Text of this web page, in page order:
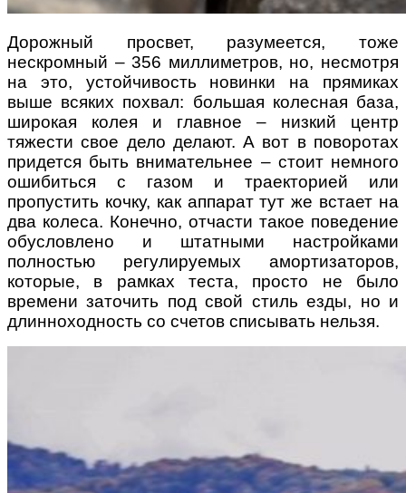
Дорожный просвет, разумеется, тоже
нескромный – 356 миллиметров, но, несмотря
на это, устойчивость новинки на прямиках
выше всяких похвал: большая колесная база,
широкая колея и главное – низкий центр
тяжести свое дело делают. А вот в поворотах
придется быть внимательнее – стоит немного
ошибиться с газом и траекторией или
пропустить кочку, как аппарат тут же встает на
два колеса. Конечно, отчасти такое поведение
обусловлено и штатными настройками
полностью регулируемых амортизаторов,
которые, в рамках теста, просто не было
времени заточить под свой стиль езды, но и
длинноходность со счетов списывать нельзя.